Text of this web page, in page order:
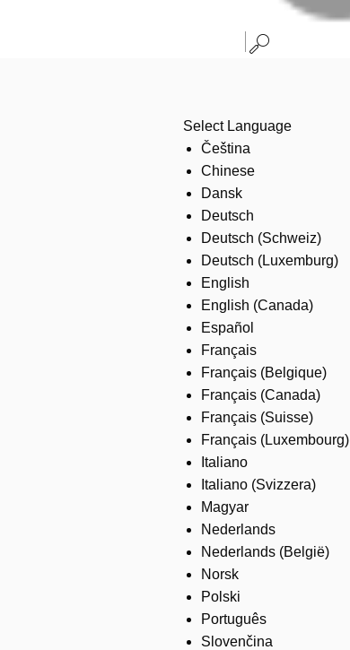
Select Language
Čeština
Chinese
Dansk
Deutsch
Deutsch (Schweiz)
Deutsch (Luxemburg)
English
English (Canada)
Español
Français
Français (Belgique)
Français (Canada)
Français (Suisse)
Français (Luxembourg)
Italiano
Italiano (Svizzera)
Magyar
Nederlands
Nederlands (België)
Norsk
Polski
Português
Slovenčina